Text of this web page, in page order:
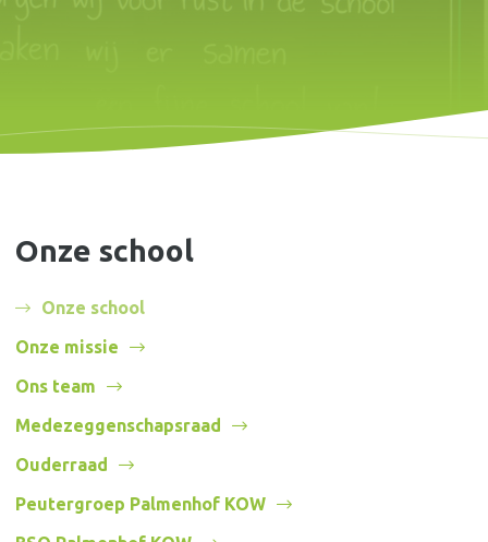
Onze school
Onze school
Onze missie
Ons team
Medezeggenschapsraad
Ouderraad
Peutergroep Palmenhof KOW